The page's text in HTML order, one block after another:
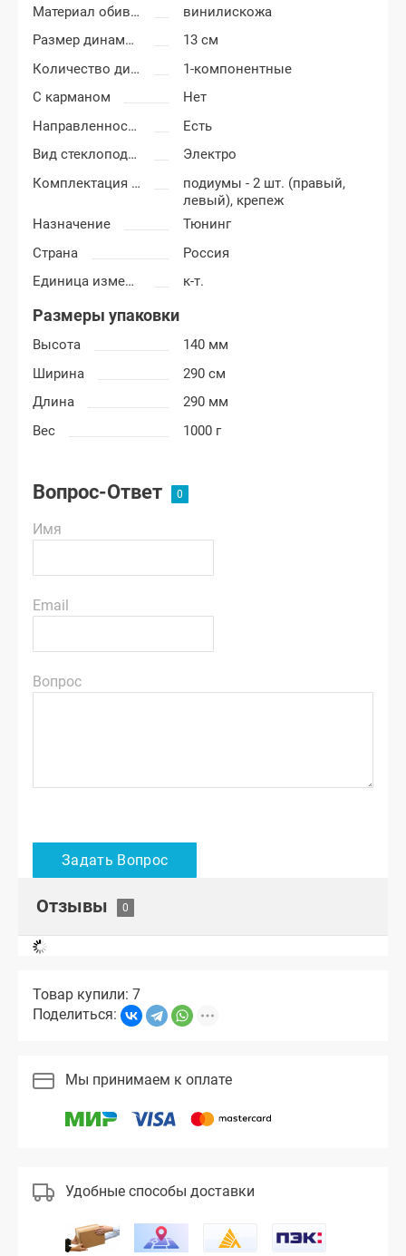
Материал обивки подиумов
винилискожа
Размер динамиков
13 см
Количество динамиков
1-компонентные
С карманом
Нет
Направленность
Есть
Вид стеклоподъемников
Электро
Комплектация подиумов
подиумы - 2 шт. (правый,
левый), крепеж
Назначение
Тюнинг
Страна
Россия
Единица измерения
к-т.
Размеры упаковки
Высота
140 мм
Ширина
290 см
Длина
290 мм
Вес
1000 г
Вопрос-Ответ
Имя
Email
Вопрос
Отзывы
Товар купили: 7
Поделиться:
Мы принимаем к оплате
Удобные способы доставки